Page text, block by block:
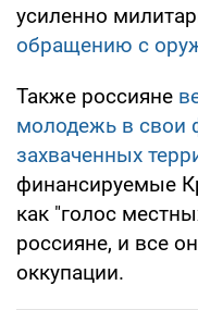
усиленно
обращению с
Также россияне
молодежь в свои
захваченных
финансируемые
как "голос
россияне, и все
оккупации.